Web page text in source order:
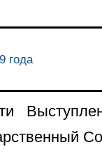
года